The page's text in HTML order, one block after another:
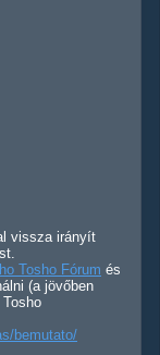
vissza irányít
Tosho Fórum és
(a jövőben
bemutato/